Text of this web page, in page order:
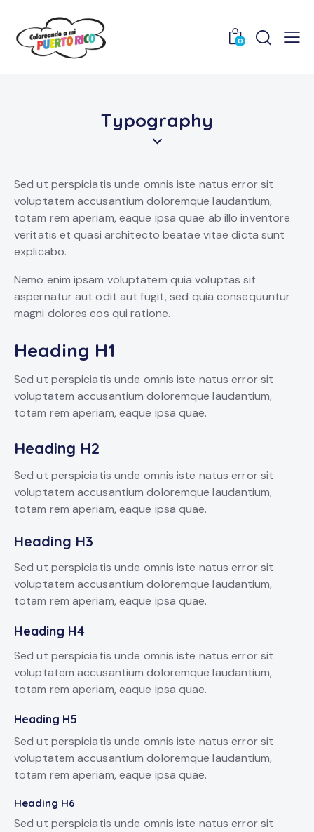
0
Typography
Sed ut perspiciatis unde omnis iste natus error sit
voluptatem accusantium doloremque laudantium,
totam rem aperiam, eaque ipsa quae ab illo inventore
veritatis et quasi architecto beatae vitae dicta sunt
explicabo.
Nemo enim ipsam voluptatem quia voluptas sit
aspernatur aut odit aut fugit, sed quia consequuntur
magni dolores eos qui ratione.
Heading H1
Sed ut perspiciatis unde omnis iste natus error sit
voluptatem accusantium doloremque laudantium,
totam rem aperiam, eaque ipsa quae.
Heading H2
Sed ut perspiciatis unde omnis iste natus error sit
voluptatem accusantium doloremque laudantium,
totam rem aperiam, eaque ipsa quae.
Heading H3
Sed ut perspiciatis unde omnis iste natus error sit
voluptatem accusantium doloremque laudantium,
totam rem aperiam, eaque ipsa quae.
Heading H4
Sed ut perspiciatis unde omnis iste natus error sit
voluptatem accusantium doloremque laudantium,
totam rem aperiam, eaque ipsa quae.
Heading H5
Sed ut perspiciatis unde omnis iste natus error sit
voluptatem accusantium doloremque laudantium,
totam rem aperiam, eaque ipsa quae.
Heading H6
Sed ut perspiciatis unde omnis iste natus error sit